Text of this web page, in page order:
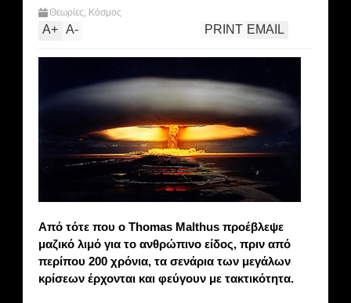
Θεωρίες, Κόσμος
A+ A- EMAIL
PRINT
Από τότε που ο Thomas Malthus προέβλεψε
μαζικό λιμό για το ανθρώπινο είδος, πριν από
περίπου 200 χρόνια, τα σενάρια των μεγάλων
κρίσεων έρχονται και φεύγουν με τακτικότητα.